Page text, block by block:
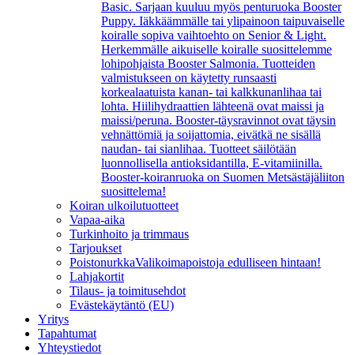
Basic. Sarjaan kuuluu myös penturuoka Booster
Puppy. Iäkkäämmälle tai ylipainoon taipuvaiselle
koiralle sopiva vaihtoehto on Senior & Light.
Herkemmälle aikuiselle koiralle suosittelemme
lohipohjaista Booster Salmonia. Tuotteiden
valmistukseen on käytetty runsaasti
korkealaatuista kanan- tai kalkkunanlihaa tai
lohta. Hiilihydraattien lähteenä ovat maissi ja
maissi/peruna. Booster-täysravinnot ovat täysin
vehnättömiä ja soijattomia, eivätkä ne sisällä
naudan- tai sianlihaa. Tuotteet säilötään
luonnollisella antioksidantilla, E-vitamiinilla.
Booster-koiranruoka on Suomen Metsästäjäliiton
suosittelema!
Koiran ulkoilutuotteet
Vapaa-aika
Turkinhoito ja trimmaus
Tarjoukset
PoistonurkkaValikoimapoistoja edulliseen hintaan!
Lahjakortit
Tilaus- ja toimitusehdot
Evästekäytäntö (EU)
Yritys
Tapahtumat
Yhteystiedot